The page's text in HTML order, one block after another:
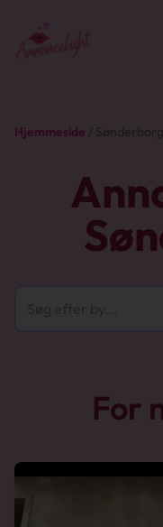
Hjemmeside / Sønderborg
For